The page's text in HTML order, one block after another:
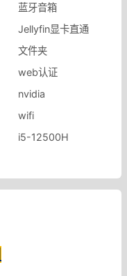
蓝牙音箱
Jellyfin显卡直通
文件夹
web认证
nvidia
wifi
i5-12500H